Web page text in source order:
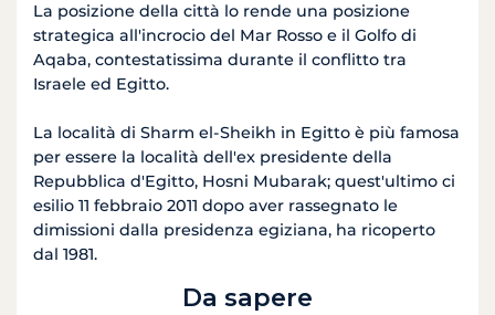
La posizione della città lo rende una posizione
strategica all'incrocio del Mar Rosso e il Golfo di
Aqaba, contestatissima durante il conflitto tra
Israele ed Egitto.
La località di Sharm el-Sheikh in Egitto è più famosa
per essere la località dell'ex presidente della
Repubblica d'Egitto, Hosni Mubarak; quest'ultimo ci
esilio 11 febbraio 2011 dopo aver rassegnato le
dimissioni dalla presidenza egiziana, ha ricoperto
dal 1981.
Da sapere